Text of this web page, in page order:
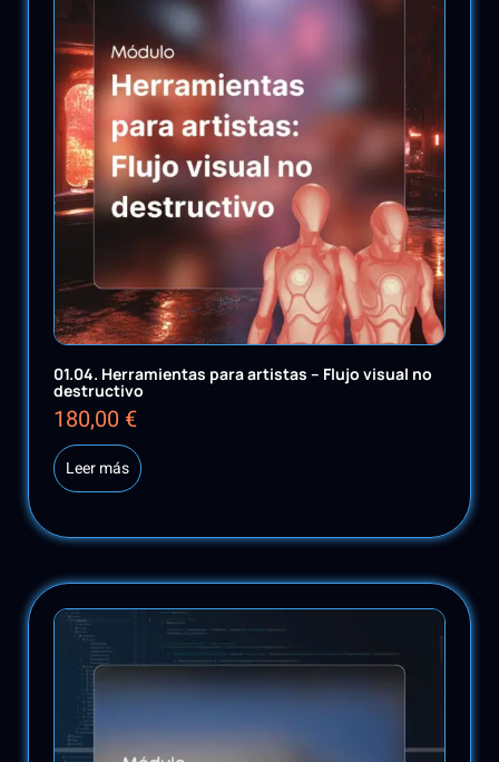
01.04. Herramientas para artistas – Flujo visual no
destructivo
180,00 €
Leer más